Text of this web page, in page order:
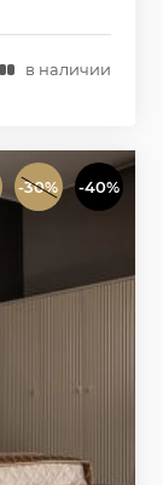
в наличии
-30% -40%